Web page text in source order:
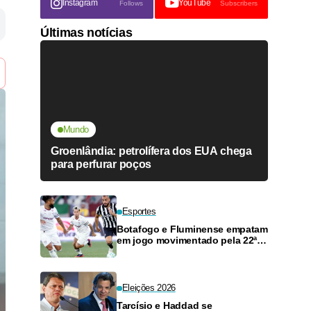
Instagram Follows YouTube Subscribers
Últimas notícias
Mundo
Groenlândia: petrolífera dos EUA chega
para perfurar poços
Esportes
Botafogo e Fluminense empatam
em jogo movimentado pela 22ª
Eleições 2026
Tarcísio e Haddad se